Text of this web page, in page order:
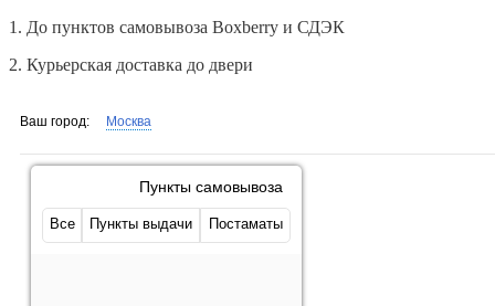
1. До пунктов самовывоза Boxberry и СДЭК
2. Курьерская доставка до двери
Ваш город: Москва
Пункты самовывоза
Все Пункты выдачи Постаматы